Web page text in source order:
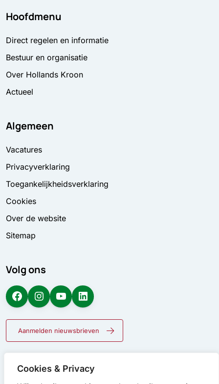
Cookies & Privacy
Hoofdmenu
Direct regelen en informatie
Bestuur en organisatie
Over Hollands Kroon
Actueel
Algemeen
Vacatures
Privacyverklaring
Toegankelijkheidsverklaring
Cookies
Over de website
Sitemap
Volg ons
Facebook Instagram YouTube LinkedIn
Aanmelden nieuwsbrieven